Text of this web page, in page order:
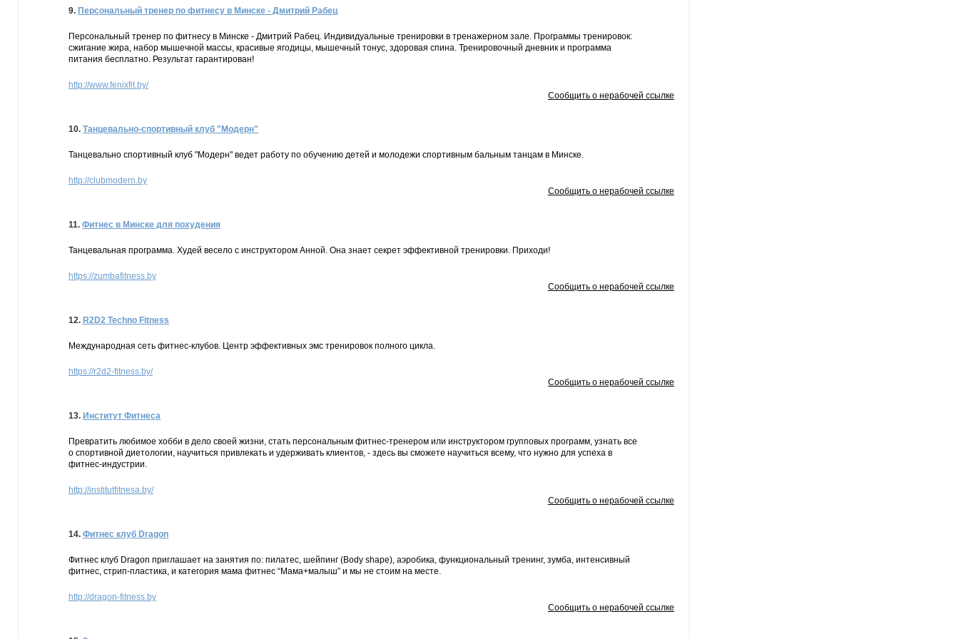
9. Персональный тренер по фитнесу в Минске - Дмитрий Рабец
Персональный тренер по фитнесу в Минске - Дмитрий Рабец. Индивидуальные тренировки в тренажерном зале. Программы тренировок:
сжигание жира, набор мышечной массы, красивые ягодицы, мышечный тонус, здоровая спина. Тренировочный дневник и программа
питания бесплатно. Результат гарантирован!
http://www.fenixfit.by/
Сообщить о нерабочей ссылке
10. Танцевально-спортивный клуб "Модерн"
Танцевально спортивный клуб "Модерн" ведет работу по обучению детей и молодежи спортивным бальным танцам в Минске.
http://clubmodern.by
Сообщить о нерабочей ссылке
11. Фитнес в Минске для похудения
Танцевальная программа. Худей весело с инструктором Анной. Она знает секрет эффективной тренировки. Приходи!
https://zumbafitness.by
Сообщить о нерабочей ссылке
12. R2D2 Techno Fitness
Международная сеть фитнес-клубов. Центр эффективных эмс тренировок полного цикла.
https://r2d2-fitness.by/
Сообщить о нерабочей ссылке
13. Институт Фитнеса
Превратить любимое хобби в дело своей жизни, стать персональным фитнес-тренером или инструктором групповых программ, узнать все
о спортивной диетологии, научиться привлекать и удерживать клиентов, - здесь вы сможете научиться всему, что нужно для успеха в
фитнес-индустрии.
http://institutfitnesa.by/
Сообщить о нерабочей ссылке
14. Фитнес клуб Dragon
Фитнес клуб Dragon приглашает на занятия по: пилатес, шейпинг (Body shape), аэробика, функциональный тренинг, зумба, интенсивный
фитнес, стрип-пластика, и категория мама фитнес “Мама+малыш” и мы не стоим на месте.
http://dragon-fitness.by
Сообщить о нерабочей ссылке